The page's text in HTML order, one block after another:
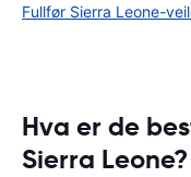
Fullfør Sierra Leone-
Hva er de
Sierra Leone?